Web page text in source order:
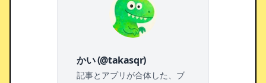
かい (@takasqr)
記事とアプリが合体した、ブ